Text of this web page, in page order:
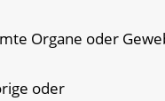
Organe oder
oder